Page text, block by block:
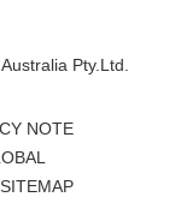
Pty.Ltd.
NOTE
SITEMAP